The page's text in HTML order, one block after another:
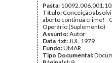
Pasta:
Título: Conceição
aborto continua crime! -
Operário (Suplemento)
Assunto:Autor:
Data_txt:JUL.1979
Fundo:UMAR
Tipo Documental: